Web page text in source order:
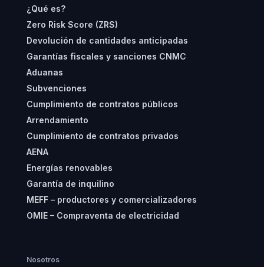
¿Qué es?
Zero Risk Score (ZRS)
Devolución de cantidades anticipadas
Garantías fiscales y sanciones CNMC
Aduanas
Subvenciones
Cumplimiento de contratos públicos
Arrendamiento
Cumplimiento de contratos privados
AENA
Energías renovables
Garantía de inquilino
MEFF – productores y comercializadores
OMIE – Compraventa de electricidad
Nosotros